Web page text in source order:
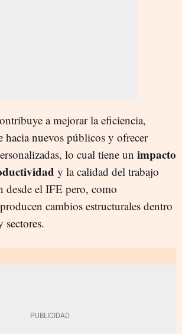
a mejorar la eficiencia,
hacia nuevos públicos y ofrecer
lo cual tiene un impacto
y la calidad del trabajo
desde el IFE pero, como
cambios estructurales dentro
sectores.